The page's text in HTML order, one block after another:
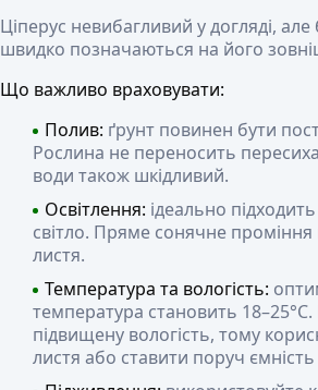
Ціперус невибагливий у догляді,
швидко позначаються на його
Що важливо враховувати:
Полив: ґрунт повинен бути
Рослина не переносить
води також шкідливий.
Освітлення: ідеально
світло. Пряме сонячне
листя.
Температура та вологість:
температура становить
підвищену вологість, тому
листя або ставити поруч